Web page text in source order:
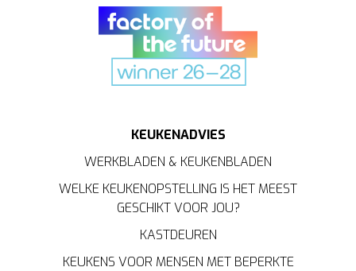
KEUKENADVIES
WERKBLADEN & KEUKENBLADEN
WELKE KEUKENOPSTELLING IS HET MEEST
GESCHIKT VOOR JOU?
KASTDEUREN
KEUKENS VOOR MENSEN MET BEPERKTE